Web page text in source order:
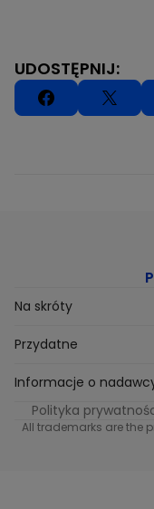
UDOSTĘPNIJ:
Na skróty
Etyka
Supplier Diversity
Polityka podatkowa
Przydatne
Biuro Prasowe
Biuro Reklamy
Informacje o
Informacje o
Polityka
All trademarks are the